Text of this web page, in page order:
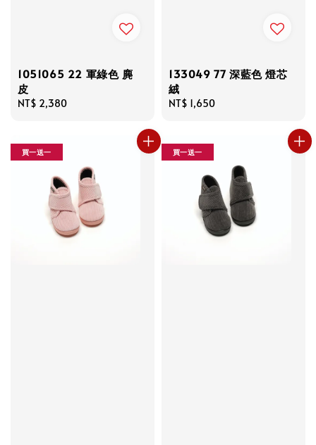
1051065 22 軍綠色 麂
皮
Regular
NT$ 2,380
133049 77 深藍色 燈芯
絨
Regular
NT$ 1,650
買一送一 買一送一